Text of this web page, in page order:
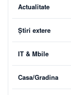
Actualitate
Știri extere
IT & Mbile
Casa/Gradina